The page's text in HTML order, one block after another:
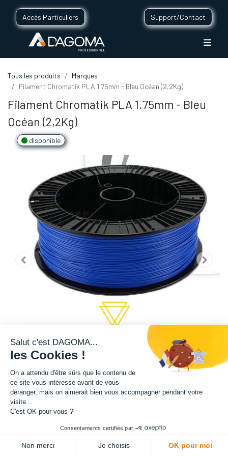
Accès Particuliers Support/Contact
Tous les produits
Marques
Filament Chromatik PLA 1.75mm - Bleu Océan (2,2Kg)
Filament Chromatik PLA 1.75mm - Bleu
Océan (2,2Kg)
disponible
Cette bobine de teinte bleue est disponible en format 750g et 2,2kg.
Diamètre : 1.75 mm
Salut c'est DAGOMA...
les Cookies !
On a attendu d'être sûrs que le contenu de
ce site vous intéresse avant de vous
déranger, mais on aimerait bien vous accompagner pendant votre
visite...
C'est OK pour vous ?
Consentements certifiés par
Non merci Je choisis OK pour moi